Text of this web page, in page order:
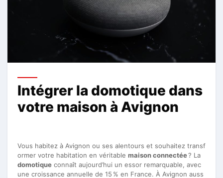
Intégrer la domotique dans
votre maison à Avignon
Vous habitez à Avignon ou ses alentours et souhaitez transf
ormer votre habitation en véritable maison connectée? La
domotique connaît aujourd’hui un essor remarquable, avec
une croissance annuelle de 15 % en France. À Avignon auss